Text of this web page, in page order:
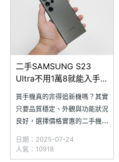
演唱會記錄，都能派上大用場。
究竟 SAMSUNG Ga
二手SAMSUNG S23
Ultra不用1萬8就能入手！
便宜(2025.7)
買手機真的非得追新機嗎？其實
只要品質穩定、外觀與功能狀況
良好，選擇價格實惠的二手機也
好評的三星 Galaxy S23
Ultra，不僅擁有經典耐看的外
日期：2025-07-24
人氣：10918